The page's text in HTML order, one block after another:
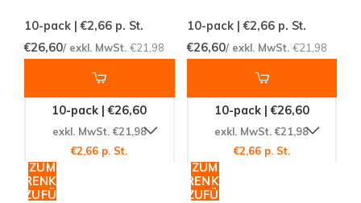
10-pack | €2,66 p. St.
€26,60/ exkl. MwSt. €21,98
10-pack | €26,60
exkl. MwSt. €21,98
€2,66 p. St.
ZUM
WARENKORB
HINZUFÜGEN
10-pack | €2,66p. St.
€26,60/ exkl. MwSt. €21,98
10-pack | €26,60
exkl. MwSt. €21,98
€2,66 p. St.
ZUM
WARENKORB
HINZUFÜGEN